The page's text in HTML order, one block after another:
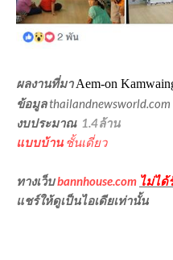
ผลงานที่มา Aem-on
ข้อมูลthailandnewsworld.com
งบประมาณ 1.4ล้าน
แบบบ้าน ชั้นเดี่ยว
ทางเว็บbannhouse.com ไม่ได้
แชร์ให้ดูเป็นไอเดียเท่านั้น